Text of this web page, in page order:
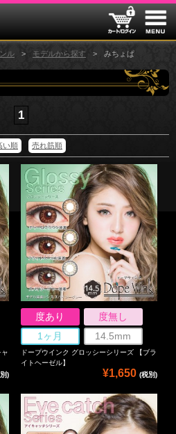
ル モデルから探す みちょぱ
1
い順 売れ筋順
)
度あり
度無し
1ヶ月
14.5mm
ドープウインク グロッシーシリーズ 【ブラ
イトヘーゼル】
¥1,650 (税別)